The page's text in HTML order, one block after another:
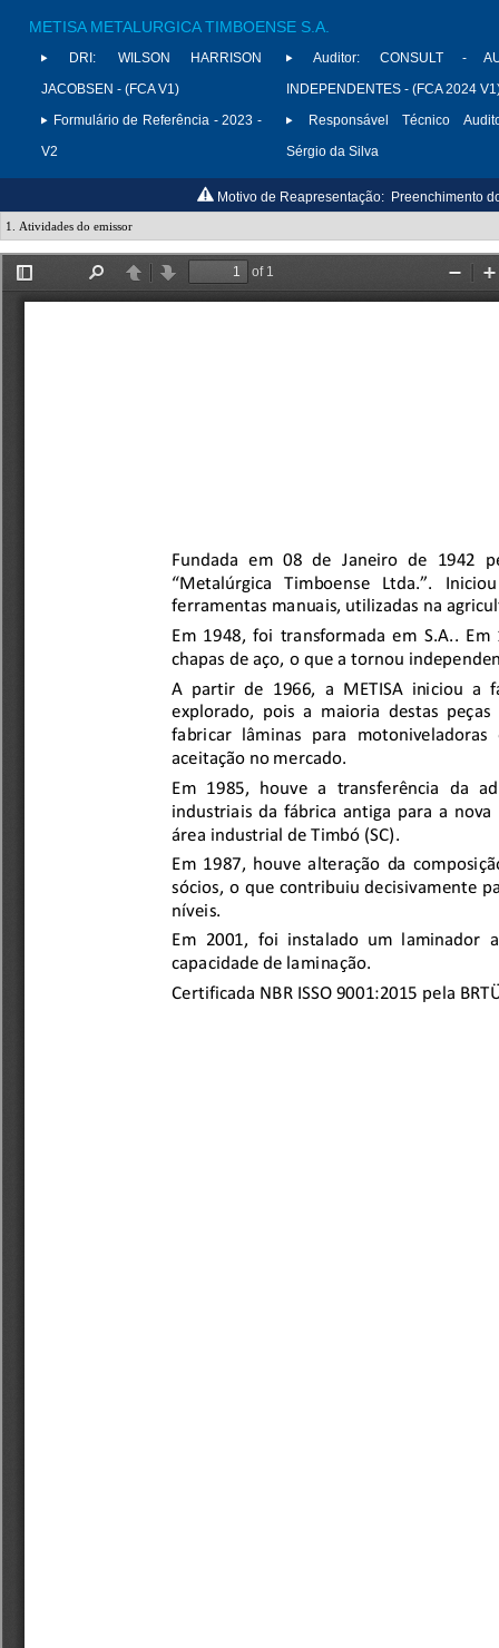
METISA METALURGICA TIMBOENSE S.A.
DRI:
WILSON HARRISON
JACOBSEN - (FCA V1)
Formulário de Referência - 2023 -
V2
Auditor:
CONSULT -
INDEPENDENTES - (FCA 2024
Responsável Técnico
Sérgio da Silva
Motivo de Reapresentação: Preenchimento